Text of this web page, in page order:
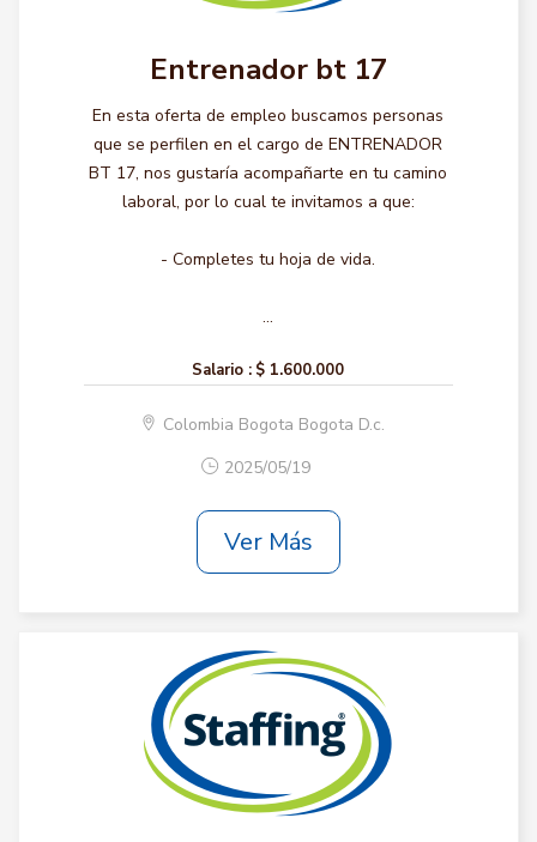
Entrenador bt 17
En esta oferta de empleo buscamos personas
que se perfilen en el cargo de ENTRENADOR
BT 17, nos gustaría acompañarte en tu camino
laboral, por lo cual te invitamos a que:
- Completes tu hoja de vida.
...
Salario : $ 1.600.000
Colombia Bogota Bogota D.c.
2025/05/19
Ver Más